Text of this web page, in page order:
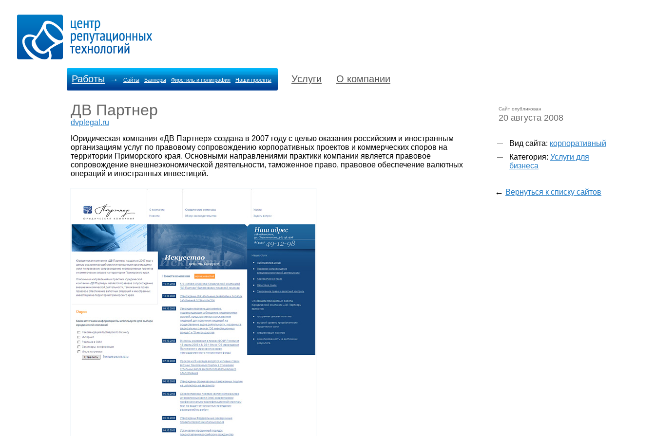
Работы → Сайты Баннеры Фирстиль и полиграфия Наши проекты Услуги О компании
ДВ Партнер
dvplegal.ru
Сайт опубликован
20 августа 2008
Вид сайта: корпоративный
Категория: Услуги для
бизнеса
← Вернуться к списку сайтов
Юридическая компания «ДВ Партнер» создана в 2007 году с целью оказания российским и иностранным
организациям услуг по правовому сопровождению корпоративных проектов и коммерческих споров на
территории Приморского края. Основными направлениями практики компании является правовое
сопровождение внешнеэкономической деятельности, таможенное право, правовое обеспечение валютных
операций и иностранных инвестиций.